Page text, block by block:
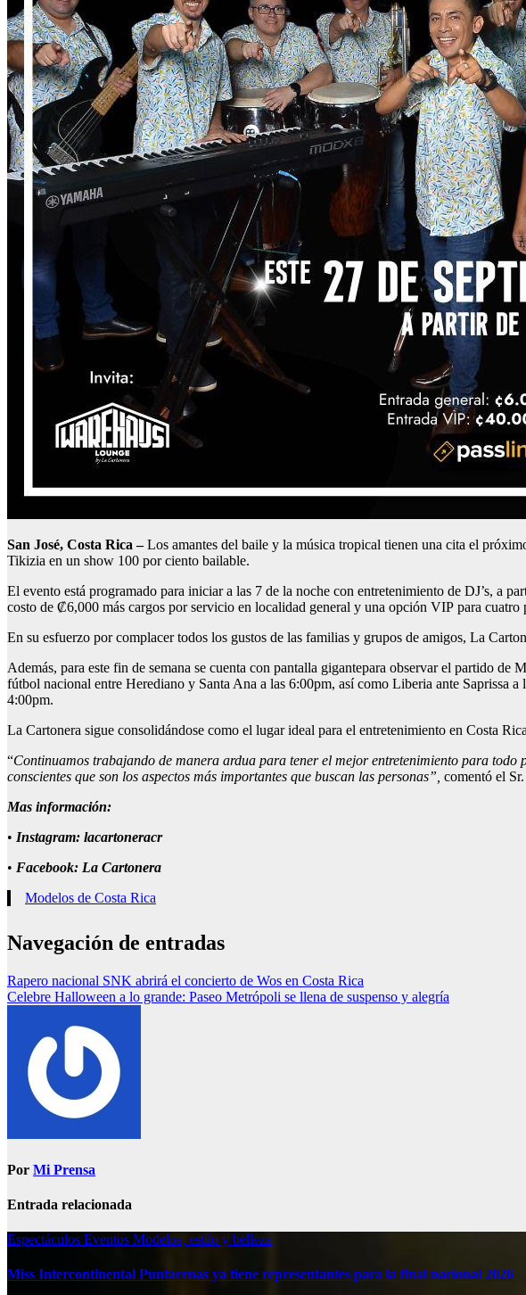
San José, Costa Rica–Los amantes del baile y la música tropical tienen una cita el
Tikizia en un show 100 por ciento bailable.
El evento está programado para iniciar a las 7 de la noche con entretenimiento de DJ’s, a
costo de ₡6,000 más cargos por servicio en localidad general y una opción VIP para cuatro
En su esfuerzo por complacer todos los gustos de las familias y grupos de amigos, La
Además, para este fin de semana se cuenta con pantalla gigantepara observar el partido
fútbol nacional entre Herediano y Santa Ana a las 6:00pm, así como Liberia ante Saprissa
4:00pm.
La Cartonera sigue consolidándose como el lugar ideal para el entretenimiento en Costa
“Continuamos trabajando de manera ardua para tener el mejor entretenimiento para todo
conscientes que son los aspectos más importantes que buscan las personas”, comentó el
Mas información:
• Instagram: lacartoneracr
• Facebook: La Cartonera
Modelos de Costa Rica
Navegación de entradas
Rapero nacional SNK abrirá el concierto de Wos en Costa Rica
Celebre Halloween a lo grande: Paseo Metrópoli se llena de suspenso y alegría
Por Mi Prensa
Entrada relacionada
Espectáculos Eventos Modelos, estilo y belleza
Miss Intercontinental Puntarenas ya tiene representantes para la final nacional 2026